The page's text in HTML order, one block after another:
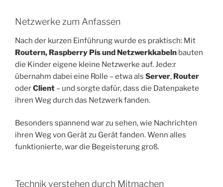
Netzwerke zum Anfassen
Nach der kurzen Einführung wurde es praktisch: Mit
Routern, Raspberry Pis und Netzwerkkabeln bauten
die Kinder eigene kleine Netzwerke auf. Jede:r
übernahm dabei eine Rolle – etwa als Server, Router
oderClient – und sorgte dafür, dass die Datenpakete
ihren Weg durch das Netzwerk fanden.
Besonders spannend war zu sehen, wie Nachrichten
ihren Weg von Gerät zu Gerät fanden. Wenn alles
funktionierte, war die Begeisterung groß.
Technik verstehen durch Mitmachen